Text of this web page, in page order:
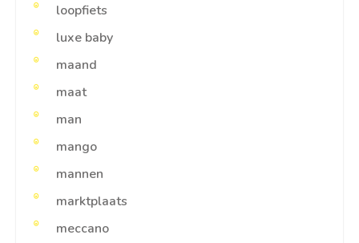
loopfiets
luxe baby
maand
maat
man
mango
mannen
marktplaats
meccano